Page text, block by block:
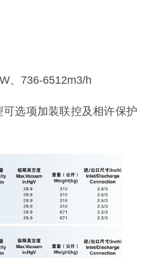
、 736-6512m3/h
可选项加装联控及相许保护